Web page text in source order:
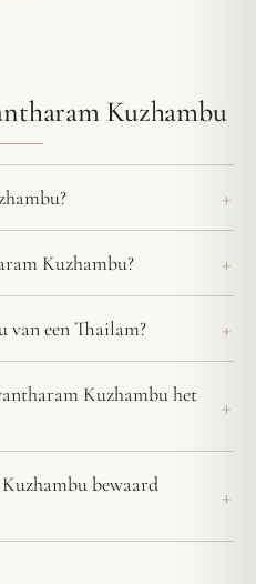
Kuzhambu
Kuzhambu?
van een Thailam?
Kuzhambu het
bewaard